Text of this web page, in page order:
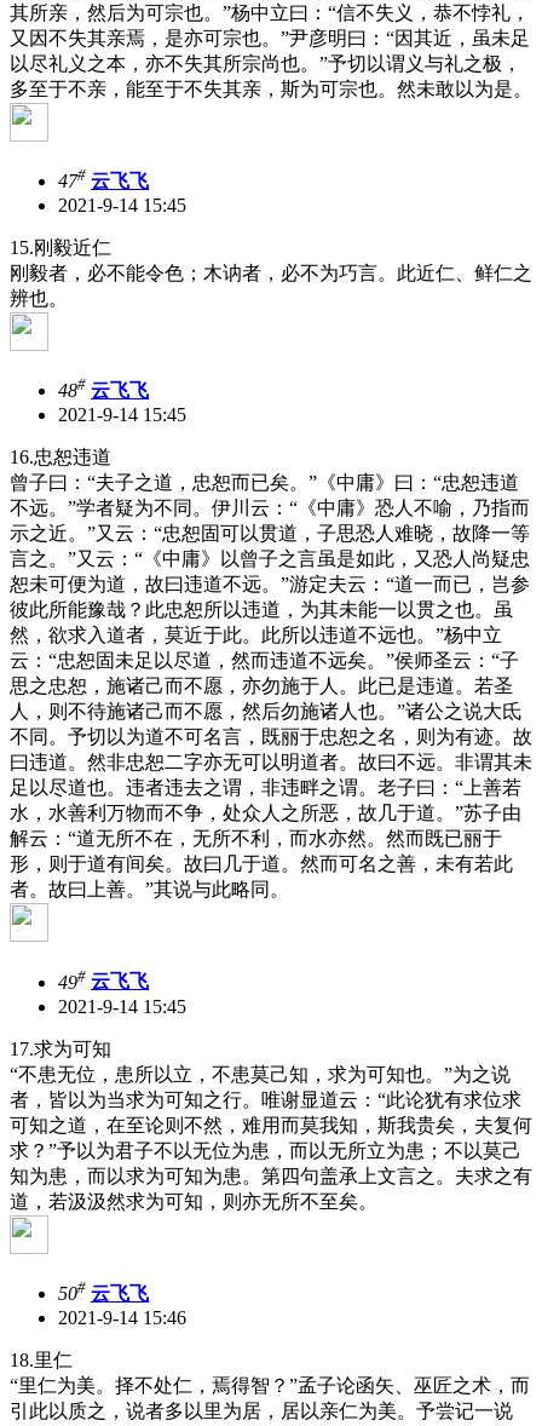
其所亲，然后为可宗也。”杨中立曰：“信不失义，恭不悖礼，
又因不失其亲焉，是亦可宗也。”尹彦明曰：“因其近，虽未足
以尽礼义之本，亦不失其所宗尚也。”予切以谓义与礼之极，
多至于不亲，能至于不失其亲，斯为可宗也。然未敢以为是。
47# 云飞飞
2021-9-14 15:45
15.刚毅近仁
刚毅者，必不能令色；木讷者，必不为巧言。此近仁、鲜仁之
辨也。
48# 云飞飞
2021-9-14 15:45
16.忠恕违道
曾子曰：“夫子之道，忠恕而已矣。”《中庸》曰：“忠恕违道
不远。”学者疑为不同。伊川云：“《中庸》恐人不喻，乃指而
示之近。”又云：“忠恕固可以贯道，子思恐人难晓，故降一等
言之。”又云：“《中庸》以曾子之言虽是如此，又恐人尚疑忠
恕未可便为道，故曰违道不远。”游定夫云：“道一而已，岂参
彼此所能豫哉？此忠恕所以违道，为其未能一以贯之也。虽
然，欲求入道者，莫近于此。此所以违道不远也。”杨中立
云：“忠恕固未足以尽道，然而违道不远矣。”侯师圣云：“子
思之忠恕，施诸己而不愿，亦勿施于人。此已是违道。若圣
人，则不待施诸己而不愿，然后勿施诸人也。”诸公之说大氐
不同。予切以为道不可名言，既丽于忠恕之名，则为有迹。故
曰违道。然非忠恕二字亦无可以明道者。故曰不远。非谓其未
足以尽道也。违者违去之谓，非违畔之谓。老子曰：“上善若
水，水善利万物而不争，处众人之所恶，故几于道。”苏子由
解云：“道无所不在，无所不利，而水亦然。然而既已丽于
形，则于道有间矣。故曰几于道。然而可名之善，未有若此
者。故曰上善。”其说与此略同。
49# 云飞飞
2021-9-14 15:45
17.求为可知
“不患无位，患所以立，不患莫己知，求为可知也。”为之说
者，皆以为当求为可知之行。唯谢显道云：“此论犹有求位求
可知之道，在至论则不然，难用而莫我知，斯我贵矣，夫复何
求？”予以为君子不以无位为患，而以无所立为患；不以莫己
知为患，而以求为可知为患。第四句盖承上文言之。夫求之有
道，若汲汲然求为可知，则亦无所不至矣。
50# 云飞飞
2021-9-14 15:46
18.里仁
“里仁为美。择不处仁，焉得智？”孟子论函矢、巫匠之术，而
引此以质之，说者多以里为居，居以亲仁为美。予尝记一说